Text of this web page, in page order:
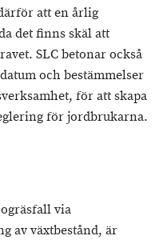
att en årlig
det finns skäl att
SLC betonar också
och bestämmelser
för att skapa
för jordbrukarna.
via
av växtbestånd, är